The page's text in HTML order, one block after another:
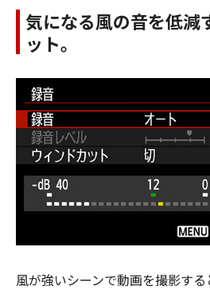
気になる風の音を低減
ット。
風が強いシーンで動画を撮影する